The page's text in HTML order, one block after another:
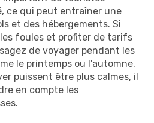
ce qui peut entraîner une
et des hébergements. Si
foules et profiter de tarifs
de voyager pendant les
le printemps ou l'automne.
puissent être plus calmes, il
en compte les